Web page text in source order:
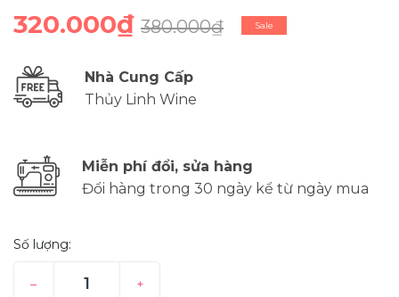
320.000₫ 380.000₫ Sale
Nhà Cung Cấp
Thủy Linh Wine
Miễn phí đổi, sửa hàng
Đổi hàng trong 30 ngày kể từ ngày mua
Số lượng:
– +